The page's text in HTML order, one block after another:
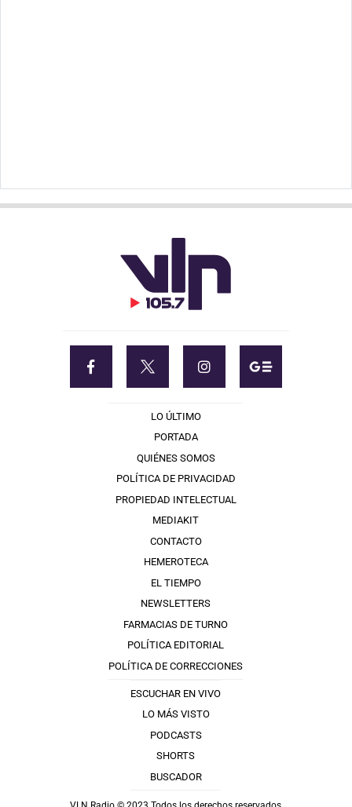
LO ÚLTIMO
PORTADA
QUIÉNES SOMOS
POLÍTICA DE PRIVACIDAD
PROPIEDAD INTELECTUAL
MEDIAKIT
CONTACTO
HEMEROTECA
EL TIEMPO
NEWSLETTERS
FARMACIAS DE TURNO
POLÍTICA EDITORIAL
POLÍTICA DE CORRECCIONES
ESCUCHAR EN VIVO
LO MÁS VISTO
PODCASTS
SHORTS
BUSCADOR